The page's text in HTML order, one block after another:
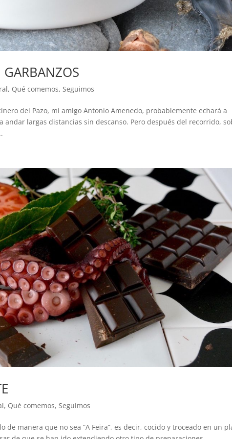
, Qué comemos,Seguimos
del Pazo, mi amigo Antonio Amenedo, probablemente echará a
andar largas distancias sin descanso. Pero después del recorrido,
, Qué comemos, Seguimos
manera que no sea “A Feira”, es decir, cocido y troceado en un